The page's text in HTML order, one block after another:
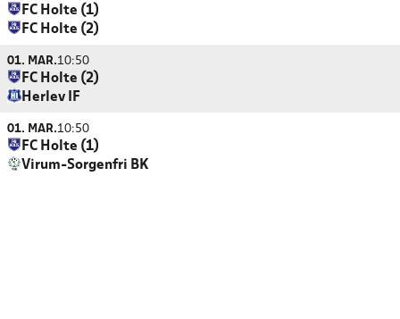
FC Holte (1)
FC Holte (2)
01. MAR.10:50
FC Holte (2)
Herlev IF
01. MAR.10:50
FC Holte (1)
Virum-Sorgenfri BK